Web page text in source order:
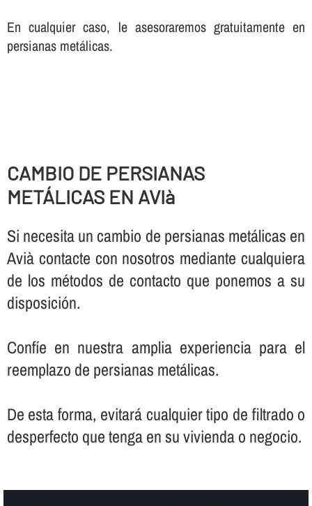
En cualquier caso, le asesoraremos gratuitamente en
persianas metálicas.
CAMBIO DE PERSIANAS
METÁLICAS EN AVIà
Si necesita un cambio de persianas metálicas en
Avià contacte con nosotros mediante cualquiera
de los métodos de contacto que ponemos a su
disposición.
Confí­e en nuestra amplia experiencia para el
reemplazo de persianas metálicas.
De esta forma, evitará cualquier tipo de filtrado o
desperfecto que tenga en su vivienda o negocio.